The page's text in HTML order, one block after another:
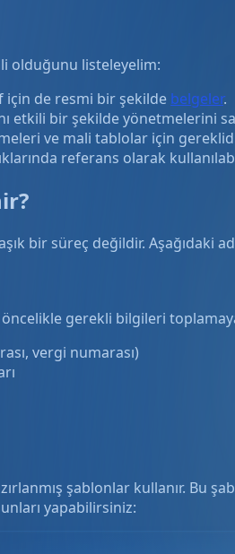
olduğunu listeleyelim:
için de resmi bir şekilde belgeler.
etkili bir şekilde yönetmelerini
ve mali tablolar için
referans olarak
bir süreç değildir.
gerekli bilgileri
vergi numarası)
şablonlar kullanır. Bu
yapabilirsiniz: